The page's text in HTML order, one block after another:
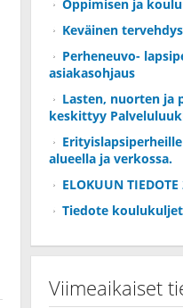
Oppimisen ja
Keväinen
Perheneuvo-
asiakasohjaus
Lasten, nuorten ja
keskittyy
alueella ja verkossa.
ELOKUUN TIEDOTE
Tiedote
Viimeaikaiset